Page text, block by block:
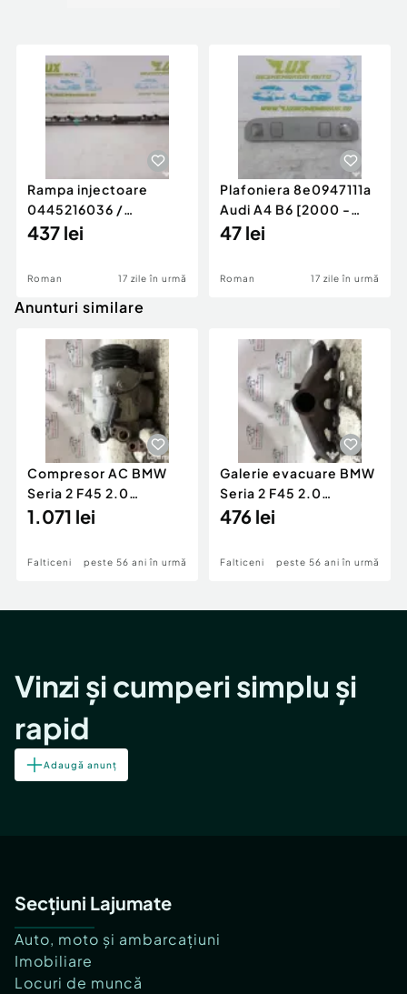
Rampa injectoare
0445216036 /
780542302 3.0 d 313
437 lei
Roman 17 zile în urmă
Plafoniera 8e0947111a
Audi A4 B6 [2000 -
2005]
47 lei
Roman 17 zile în urmă
Anunturi similare
Compresor AC BMW
Seria 2 F45 2.0
Motorina 2016
1.071 lei
Falticeni peste 56 ani în urmă
Galerie evacuare BMW
Seria 2 F45 2.0
Motorina 2016
476 lei
Falticeni peste 56 ani în urmă
Vinzi și cumperi simplu și
rapid
Adaugă anunț
Secțiuni Lajumate
Auto, moto și ambarcațiuni
Imobiliare
Locuri de muncă